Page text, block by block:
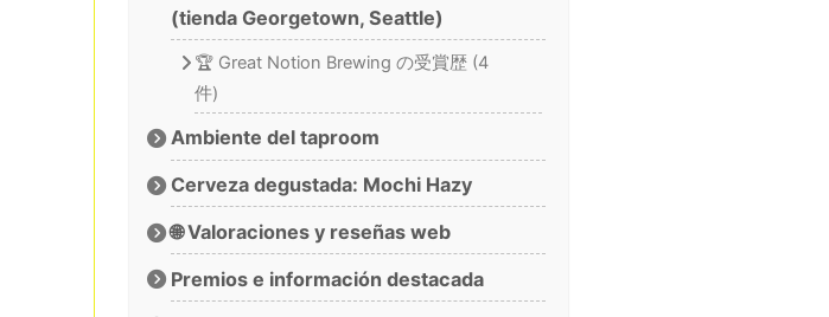
(tienda Georgetown, Seattle)
🏆 Great Notion Brewing の受賞歴 (4
件)
Ambiente del taproom
Cerveza degustada: Mochi Hazy
🌐 Valoraciones y reseñas web
Premios e información destacada